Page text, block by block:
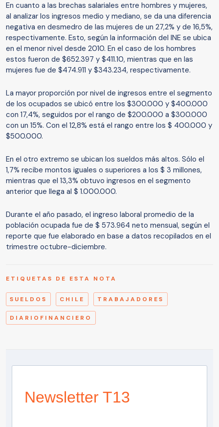
En cuanto a las brechas salariales entre hombres y mujeres,
al analizar los ingresos medio y mediano, se da una diferencia
negativa en desmedro de las mujeres de un 27,2% y de 16,5%,
respectivamente. Esto, según la información del INE se ubica
en el menor nivel desde 2010. En el caso de los hombres
estos fueron de $652.397 y $411.10, mientras que en las
mujeres fue de $474.911 y $343.234, respectivamente.
La mayor proporción por nivel de ingresos entre el segmento
de los ocupados se ubicó entre los $300.000 y $400.000
con 17,4%, seguidos por el rango de $200.000 a $300.000
con un 15%. Con el 12,8% está el rango entre los $ 400.000 y
$500.000.
En el otro extremo se ubican los sueldos más altos. Sólo el
1,7% recibe montos iguales o superiores a los $ 3 millones,
mientras que el 13,3% obtuvo ingresos en el segmento
anterior que llega al $ 1.000.000.
Durante el año pasado, el ingreso laboral promedio de la
población ocupada fue de $ 573.964 neto mensual, según el
reporte que fue elaborado en base a datos recopilados en el
trimestre octubre-diciembre.
ETIQUETAS DE ESTA NOTA
SUELDOS CHILE TRABAJADORES
DIARIOFINANCIERO
Newsletter T13